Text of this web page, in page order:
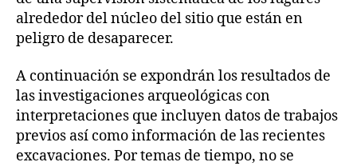
alrededor del núcleo del sitio que están en
peligro de desaparecer.
A continuación se expondrán los resultados de
las investigaciones arqueológicas con
interpretaciones que incluyen datos de trabajos
previos así como información de las recientes
excavaciones. Por temas de tiempo, no se